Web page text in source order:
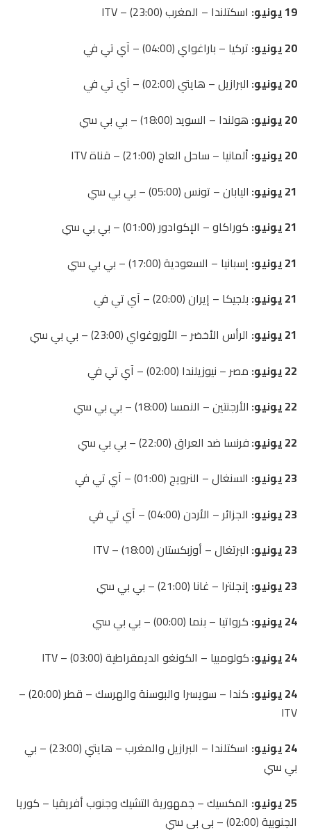
19 يونيو:
اسكتلندا – المغرب (23:00) – ITV
20 يونيو:
تركيا – باراغواي (04:00) – آي تي ​​في
20 يونيو:
البرازيل – هايتي (02:00) – آي تي ​​في
20 يونيو:
هولندا – السويد (18:00) – بي بي سي
20 يونيو:
ألمانيا – ساحل العاج (21:00) – قناة ITV
21 يونيو:
اليابان – تونس (05:00) – بي بي سي
21 يونيو:
كوراكاو – الإكوادور (01:00) – بي بي سي
21 يونيو:
إسبانيا – السعودية (17:00) – بي بي سي
21 يونيو:
بلجيكا – إيران (20:00) – آي تي ​​في
21 يونيو:
الرأس الأخضر – الأوروغواي (23:00) – بي بي سي
22 يونيو:
مصر – نيوزيلندا (02:00) – آي تي ​​في
22 يونيو:
الأرجنتين – النمسا (18:00) – بي بي سي
22 يونيو:
فرنسا ضد العراق (22:00) – بي بي سي
23 يونيو:
السنغال – النرويج (01:00) – آي تي ​​في
23 يونيو:
الجزائر – الأردن (04:00) – آي تي ​​في
23 يونيو:
البرتغال – أوزبكستان (18:00) – ITV
23 يونيو:
إنجلترا – غانا (21:00) – بي بي سي
24 يونيو:
كرواتيا – بنما (00:00) – بي بي سي
24 يونيو:
كولومبيا – الكونغو الديمقراطية (03:00) – ITV
24 يونيو:
كندا – سويسرا والبوسنة والهرسك – قطر (20:00) –
ITV
24 يونيو:
اسكتلندا – البرازيل والمغرب – هايتي (23:00) – بي
بي سي
25 يونيو:
المكسيك – جمهورية التشيك وجنوب أفريقيا – كوريا
الجنوبية (02:00) – بي بي سي